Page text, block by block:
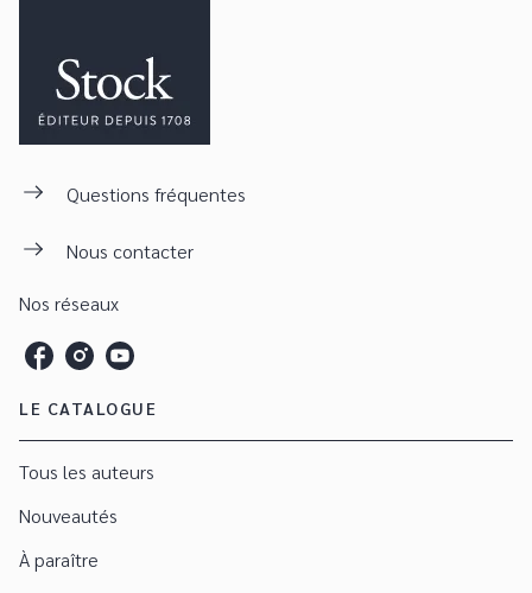
Questions fréquentes
Nous contacter
Nos réseaux
LE CATALOGUE
Tous les auteurs
Nouveautés
À paraître